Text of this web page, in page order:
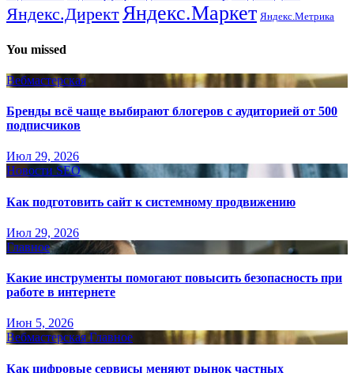
Яндекс.ДиректЯндекс.Маркет Яндекс.Метрика
You missed
Вебмастерская
Бренды всё чаще выбирают блогеров с аудиторией от 500
подписчиков
Июл 29, 2026
Новости SEO
Как подготовить сайт к системному продвижению
Июл 29, 2026
Главное
Какие инструменты помогают повысить безопасность при
работе в интернете
Июн 5, 2026
Вебмастерская Главное
Как цифровые сервисы меняют рынок частных